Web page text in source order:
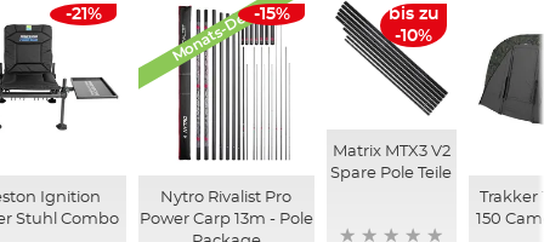
-21%
Ignition
Stuhl Combo
Monats-Deals-15%
Nytro Rivalist Pro
Power Carp 13m - Pole
bis zu
-10%
Matrix MTX3 V2
Spare Pole Teile
150